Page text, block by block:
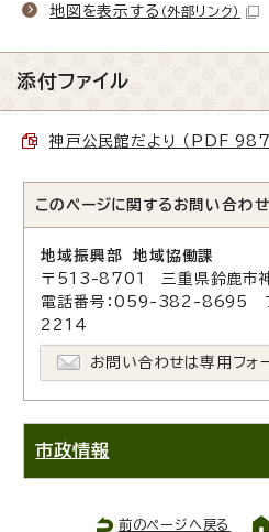
地図を表示する （外部リンク）
添付ファイル
神戸公民館だより （PDF
このページに関する お問い合わせ
地域振興部 地域協働課
〒513-8701 三重県鈴鹿市
電話番号：059-382-8695
2214
お問い合わせは専用フォ
市政情報
前のページへ戻る